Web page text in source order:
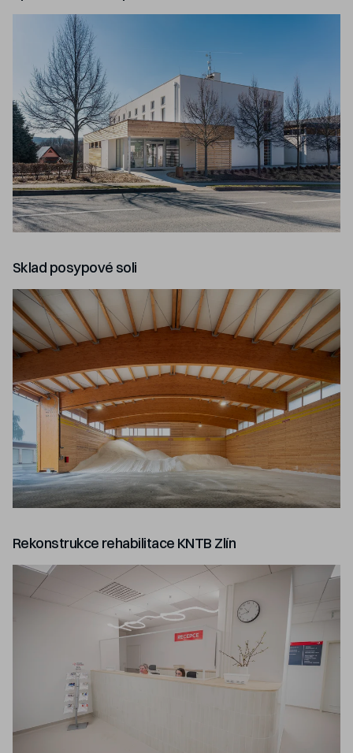
Sklad posypové soli
Rekonstrukce rehabilitace KNTB Zlín